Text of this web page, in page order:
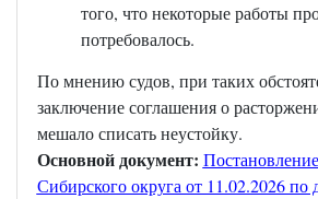
того, что некоторые работы
потребовалось.
По мнению судов, при таких
заключение соглашения о
мешало списать неустойку.
Основной документ:
Сибирского округа от 11.02.2026 по